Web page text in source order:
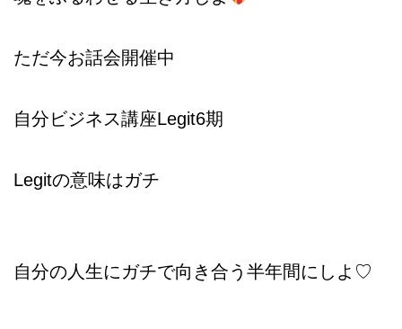
ただ今お話会開催中
自分ビジネス講座Legit6期
Legitの意味はガチ
自分の人生にガチで向き合う半年間にしよ♡